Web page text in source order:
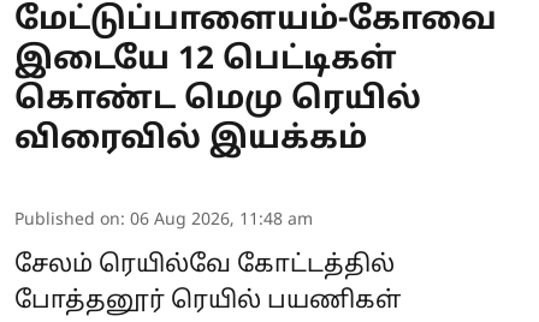
மேட்டுப்பாளையம்-கோவை
இடையே 12 பெட்டிகள்
கொண்ட மெமு ரெயில்
விரைவில் இயக்கம்
Published on: 06 Aug 2026, 11:48 am
சேலம் ரெயில்வே கோட்டத்தில்
போத்தனூர் ரெயில் பயணிகள்